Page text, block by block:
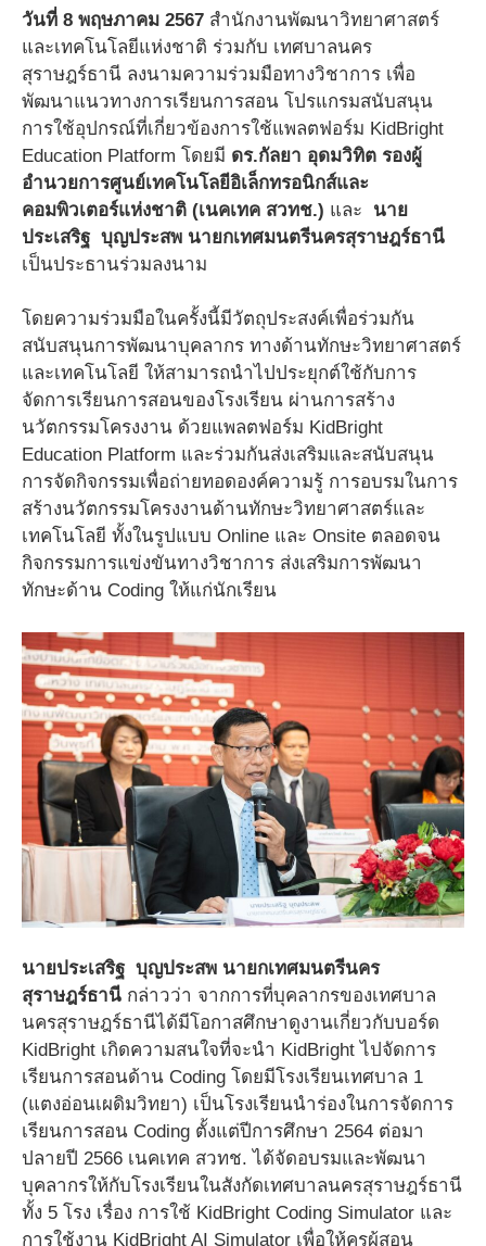
วันที่ 8 พฤษภาคม 2567 สำนักงานพัฒนาวิทยาศาสตร์
และเทคโนโลยีแห่งชาติ ร่วมกับ เทศบาลนคร
สุราษฎร์ธานี ลงนามความร่วมมือทางวิชาการ เพื่อ
พัฒนาแนวทางการเรียนการสอน โปรแกรมสนับสนุน
การใช้อุปกรณ์ที่เกี่ยวข้องการใช้แพลตฟอร์ม KidBright
Education Platform โดยมี ดร.กัลยา อุดมวิทิต รองผู้
อำนวยการศูนย์เทคโนโลยีอิเล็กทรอนิกส์และ
คอมพิวเตอร์แห่งชาติ (เนคเทค สวทช.) และ นาย
ประเสริฐ บุญประสพ นายกเทศมนตรีนครสุราษฎร์ธานี
เป็นประธานร่วมลงนาม
โดยความร่วมมือในครั้งนี้มีวัตถุประสงค์เพื่อร่วมกัน
สนับสนุนการพัฒนาบุคลากร ทางด้านทักษะวิทยาศาสตร์
และเทคโนโลยี ให้สามารถนำไปประยุกต์ใช้กับการ
จัดการเรียนการสอนของโรงเรียน ผ่านการสร้าง
นวัตกรรมโครงงาน ด้วยแพลตฟอร์ม KidBright
Education Platform และร่วมกันส่งเสริมและสนับสนุน
การจัดกิจกรรมเพื่อถ่ายทอดองค์ความรู้ การอบรมในการ
สร้างนวัตกรรมโครงงานด้านทักษะวิทยาศาสตร์และ
เทคโนโลยี ทั้งในรูปแบบ Online และ Onsite ตลอดจน
กิจกรรมการแข่งขันทางวิชาการ ส่งเสริมการพัฒนา
ทักษะด้าน Coding ให้แก่นักเรียน
นายประเสริฐ บุญประสพ นายกเทศมนตรีนคร
สุราษฎร์ธานี กล่าวว่า จากการที่บุคลากรของเทศบาล
นครสุราษฎร์ธานีได้มีโอกาสศึกษาดูงานเกี่ยวกับบอร์ด
KidBright เกิดความสนใจที่จะนำ KidBright ไปจัดการ
เรียนการสอนด้าน Coding โดยมีโรงเรียนเทศบาล 1
(แตงอ่อนเผดิมวิทยา) เป็นโรงเรียนนำร่องในการจัดการ
เรียนการสอน Coding ตั้งแต่ปีการศึกษา 2564 ต่อมา
ปลายปี 2566 เนคเทค สวทช. ได้จัดอบรมและพัฒนา
บุคลากรให้กับโรงเรียนในสังกัดเทศบาลนครสุราษฎร์ธานี
ทั้ง 5 โรง เรื่อง การใช้ KidBright Coding Simulator และ
การใช้งาน KidBright AI Simulator เพื่อให้ครูผู้สอน